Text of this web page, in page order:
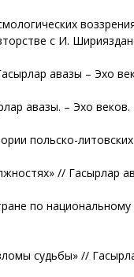
с И.
авазы – Эхо
авазы. – Эхо
польско-
// Гасырлар
по
судьбы» //